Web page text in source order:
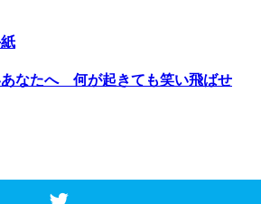
あなたへ 何が起きても笑い飛ばせ